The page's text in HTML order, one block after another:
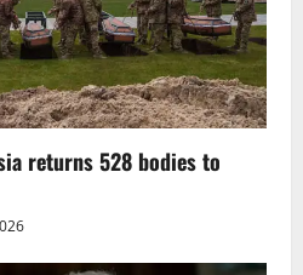
returns 528 bodies to